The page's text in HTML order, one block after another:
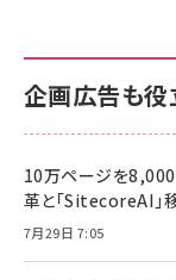
企画広告も役
10万ページを8,000
革と「SitecoreAI」
7月29日 7:05